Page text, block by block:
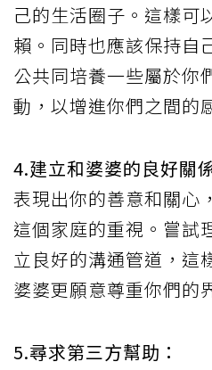
己的生活圈子。這樣可
賴。同時也應該保持自
公共同培養一些屬於你
動，以增進你們之間的
4.建立和婆婆的良好關
表現出你的善意和關心
這個家庭的重視。嘗試
立良好的溝通管道，這
婆婆更願意尊重你們的
5.尋求第三方幫助：